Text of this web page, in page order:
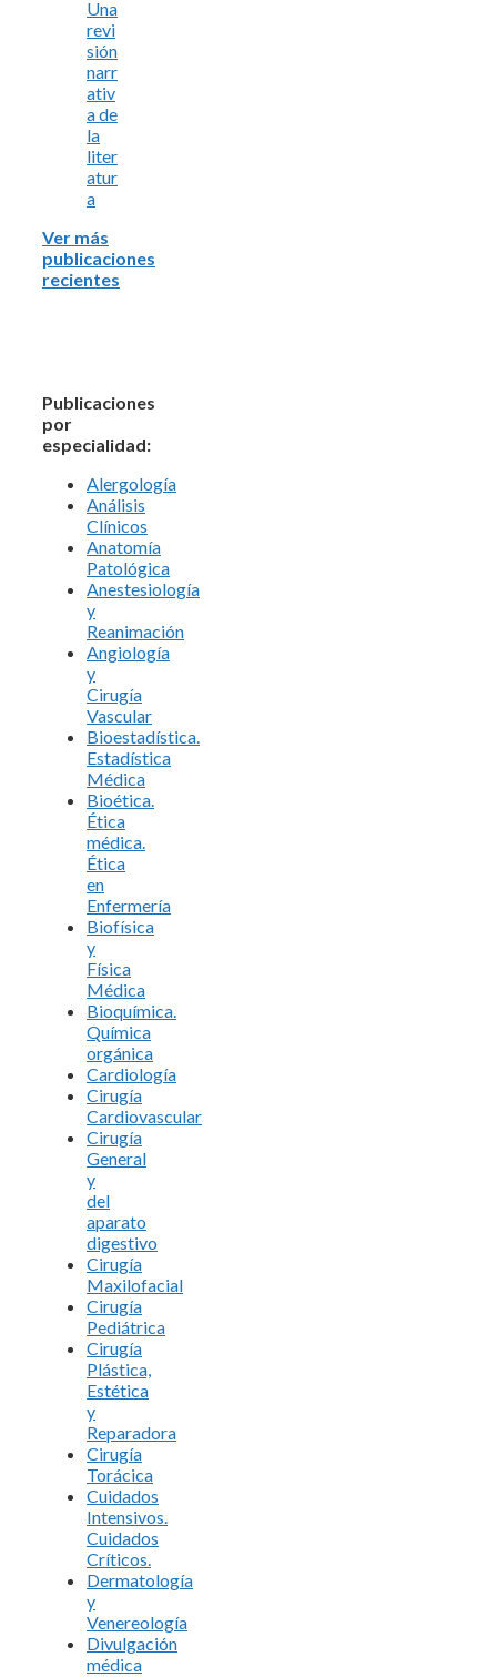
Una
revi
sión
narr
ativ
a de
la
liter
atur
a
Ver más
publicaciones
recientes
Publicaciones
por
especialidad:
Alergología
Análisis
Clínicos
Anatomía
Patológica
Anestesiología
y
Reanimación
Angiología
y
Cirugía
Vascular
Bioestadística.
Estadística
Médica
Bioética.
Ética
médica.
Ética
en
Enfermería
Biofísica
y
Física
Médica
Bioquímica.
Química
orgánica
Cardiología
Cirugía
Cardiovascular
Cirugía
General
y
del
aparato
digestivo
Cirugía
Maxilofacial
Cirugía
Pediátrica
Cirugía
Plástica,
Estética
y
Reparadora
Cirugía
Torácica
Cuidados
Intensivos.
Cuidados
Críticos.
Dermatología
y
Venereología
Divulgación
médica